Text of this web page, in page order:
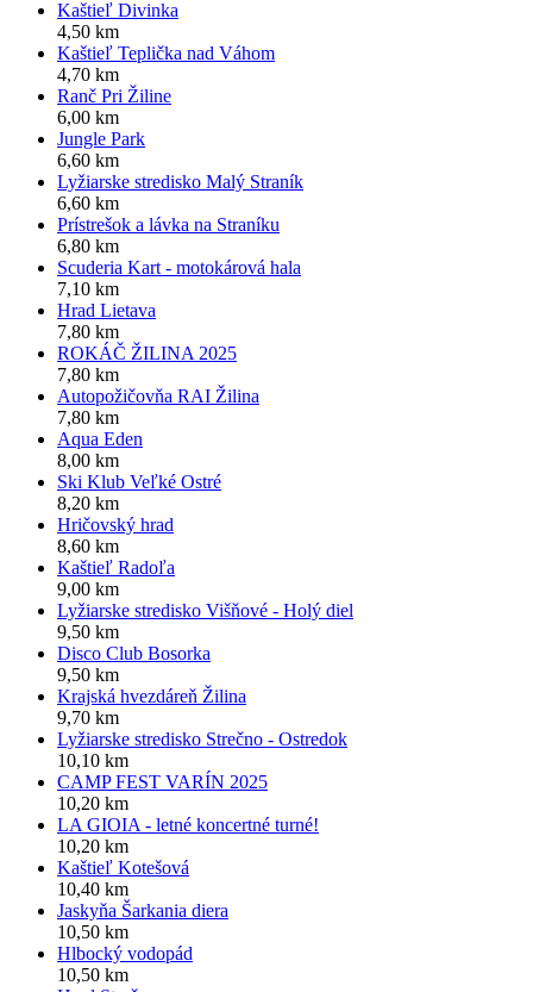
Kaštieľ Divinka
4,50 km
Kaštieľ Teplička nad Váhom
4,70 km
Ranč Pri Žiline
6,00 km
Jungle Park
6,60 km
Lyžiarske stredisko Malý Straník
6,60 km
Prístrešok a lávka na Straníku
6,80 km
Scuderia Kart - motokárová hala
7,10 km
Hrad Lietava
7,80 km
ROKÁČ ŽILINA 2025
7,80 km
Autopožičovňa RAI Žilina
7,80 km
Aqua Eden
8,00 km
Ski Klub Veľké Ostré
8,20 km
Hričovský hrad
8,60 km
Kaštieľ Radoľa
9,00 km
Lyžiarske stredisko Višňové - Holý diel
9,50 km
Disco Club Bosorka
9,50 km
Krajská hvezdáreň Žilina
9,70 km
Lyžiarske stredisko Strečno - Ostredok
10,10 km
CAMP FEST VARÍN 2025
10,20 km
LA GIOIA - letné koncertné turné!
10,20 km
Kaštieľ Kotešová
10,40 km
Jaskyňa Šarkania diera
10,50 km
Hlbocký vodopád
10,50 km